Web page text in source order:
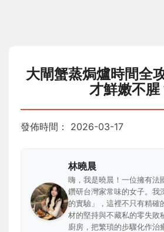
大閘蟹蒸焗爐時間全
才鮮嫩不腥
發佈時間： 2026-03-17
林曉晨
嗨，我是曉晨！一位擁有法
鑽研台灣家常味的女子。我
的實驗」，這裡不只有精確
材的堅持與不藏私的零失敗
廚房，把繁瑣的步驟化作治